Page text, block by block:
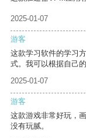
2025-01-07
游客
这款学习软件的学习
式。我可以根据自己
2025-01-07
游客
这款游戏非常好玩，
没有玩腻。